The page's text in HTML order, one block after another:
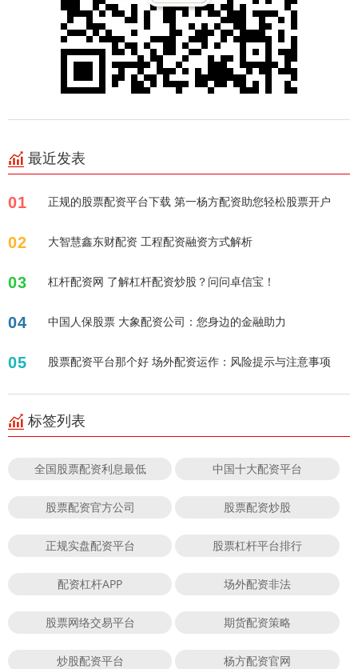
最近发表
01 正规的股票配资平台下载 第一杨方配资助您轻松股票开户
02 大智慧鑫东财配资 工程配资融资方式解析
03 杠杆配资网 了解杠杆配资炒股？问问卓信宝！
04 中国人保股票 大象配资公司：您身边的金融助力
05 股票配资平台那个好 场外配资运作：风险提示与注意事项
标签列表
全国股票配资利息最低 中国十大配资平台
股票配资官方公司 股票配资炒股
正规实盘配资平台 股票杠杆平台排行
配资杠杆APP 场外配资非法
股票网络交易平台 期货配资策略
炒股配资平台 杨方配资官网